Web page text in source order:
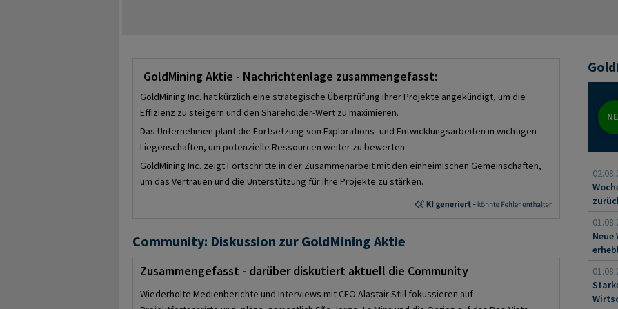
GoldMining Aktie - Nachrichtenlage zusammengefasst:
GoldMining Inc. hat kürzlich eine strategische Überprüfung ihrer Projekte angekündigt, um die
Effizienz zu steigern und den Shareholder-Wert zu maximieren.
Das Unternehmen plant die Fortsetzung von Explorations- und Entwicklungsarbeiten in wichtigen
Liegenschaften, um potenzielle Ressourcen weiter zu bewerten.
GoldMining Inc. zeigt Fortschritte in der Zusammenarbeit mit den einheimischen Gemeinschaften,
um das Vertrauen und die Unterstützung für ihre Projekte zu stärken.
Community: Diskussion zur GoldMining Aktie
Zusammengefasst - darüber diskutiert aktuell die Community
Wiederholte Medienberichte und Interviews mit CEO Alastair Still fokussieren auf